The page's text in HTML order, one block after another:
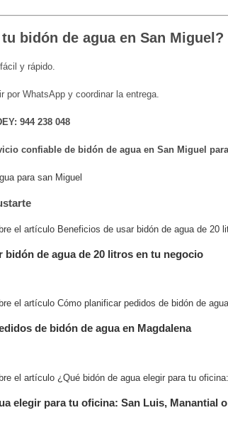
bidón de agua en San Miguel?
y rápido.
por WhatsApp y coordinar la entrega.
944 238 048
confiable de bidón de agua en San Miguel
para san Miguel
bidón de agua de 20 litros en tu negocio
de bidón de agua en Magdalena
elegir para tu oficina: San Luis, Manantial